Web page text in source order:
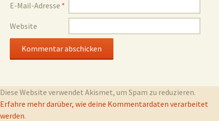
E-Mail-Adresse *
Website
Diese Website verwendet Akismet, um Spam zu reduzieren.
Erfahre mehr darüber, wie deine Kommentardaten verarbeitet
werden.